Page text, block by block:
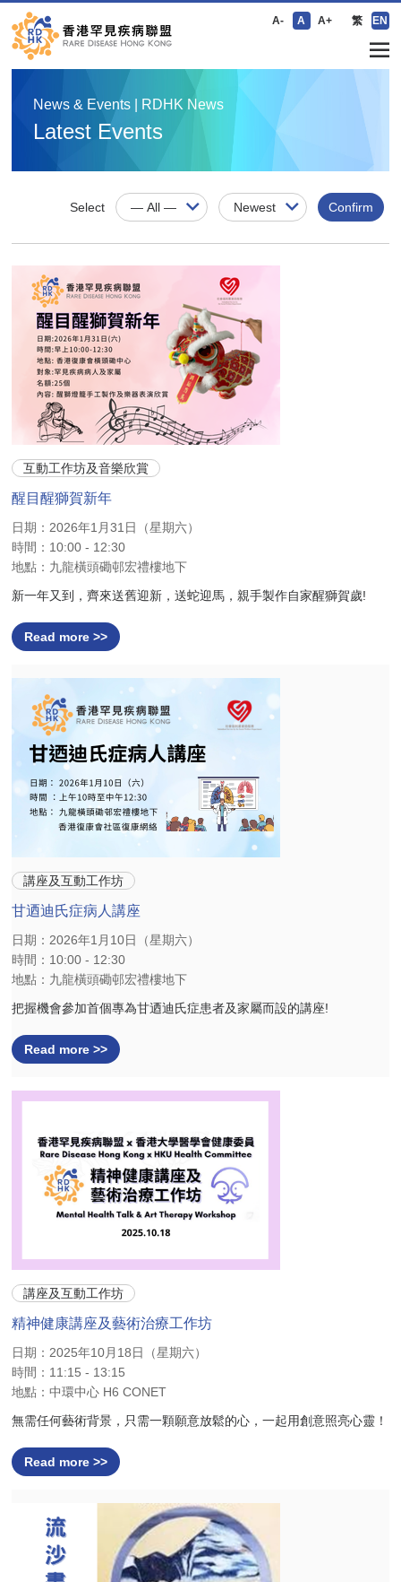
A- A A+ 繁 EN
News & Events | RDHK News
Latest Events
Select Confirm
互動工作坊及音樂欣賞
醒目醒獅賀新年
日期：2026年1月31日（星期六）
時間：10:00 - 12:30
地點：九龍橫頭磡邨宏禮樓地下
新一年又到，齊來送舊迎新，送蛇迎馬，親手製作自家醒獅賀歲!
Read more >>
講座及互動工作坊
甘迺迪氏症病人講座
日期：2026年1月10日（星期六）
時間：10:00 - 12:30
地點：九龍橫頭磡邨宏禮樓地下
把握機會參加首個專為甘迺迪氏症患者及家屬而設的講座!
Read more >>
講座及互動工作坊
精神健康講座及藝術治療工作坊
日期：2025年10月18日（星期六）
時間：11:15 - 13:15
地點：中環中心 H6 CONET
無需任何藝術背景，只需一顆願意放鬆的心，一起用創意照亮心靈！
Read more >>